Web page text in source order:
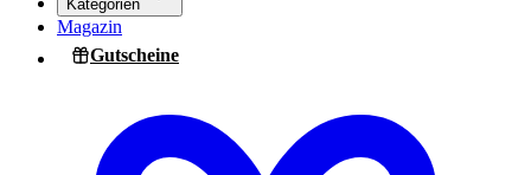
Kategorien
Magazin
Gutscheine